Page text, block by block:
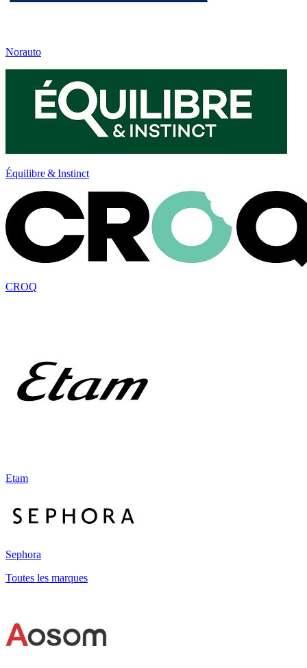
Norauto
Équilibre & Instinct
CROQ
Etam
Sephora
Toutes les marques